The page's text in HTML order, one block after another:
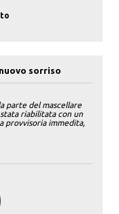
sorriso
parte del mascellare
riabilitata con un
provvisoria immedita,